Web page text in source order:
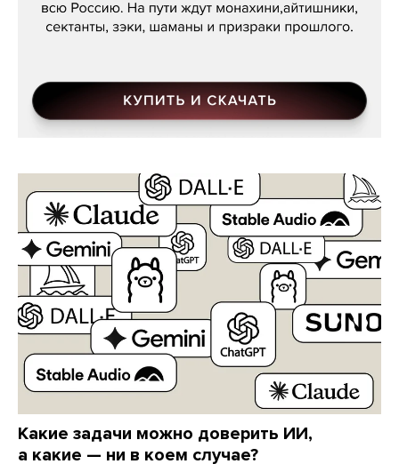
Какие задачи можно доверить ИИ,
а какие — ни в коем случае?